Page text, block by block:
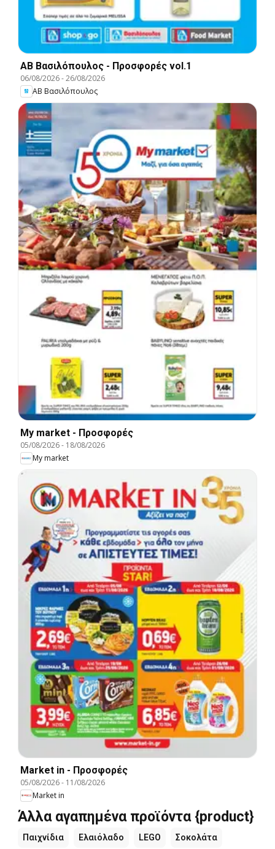
ΑΒ Βασιλόπουλος - Προσφορές vol.1
06/08/2026-26/08/2026
ΑΒ Βασιλόπουλος
My market - Προσφορές
05/08/2026- 18/08/2026
My market
Market in - Προσφορές
05/08/2026- 11/08/2026
Market in
Άλλα αγαπημένα προϊόντα {product}
Παιχνίδια Ελαιόλαδο LEGO Σοκολάτα